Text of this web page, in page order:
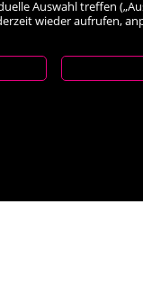
Auswahl treffen
wieder aufrufen,